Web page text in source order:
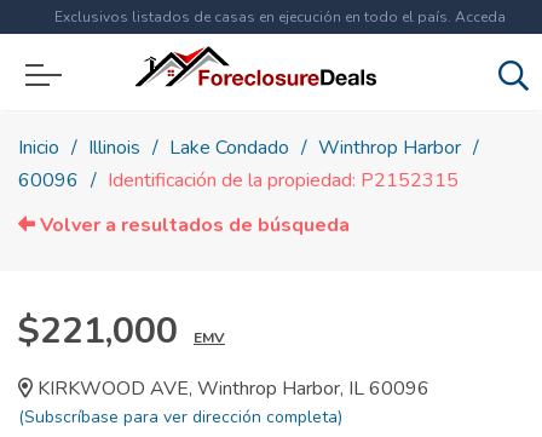
Exclusivos listados de casas en ejecución en todo el país. Acceda
ahora a
Inicio Illinois Lake Condado
Winthrop Harbor
60096
Identificación de la propiedad: P2152315
Volver a resultados de búsqueda
$221,000 EMV
KIRKWOOD AVE, Winthrop Harbor, IL 60096
(Subscríbase para ver dirección completa)